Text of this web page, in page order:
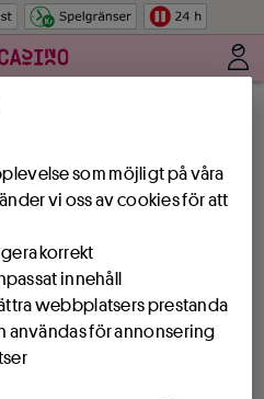
Hoppa till innehåll
som möjligt på våra
vi oss av cookies för att
korrekt
innehåll
webbplatsers prestanda
användas för annonsering